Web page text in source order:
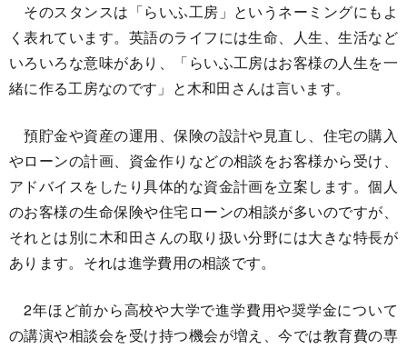
そのスタンスは「らいふ工房」というネーミングにもよ
く表れています。英語のライフには生命、人生、生活など
いろいろな意味があり、「らいふ工房はお客様の人生を一
緒に作る工房なのです」と木和田さんは言います。
預貯金や資産の運用、保険の設計や見直し、住宅の購入
やローンの計画、資金作りなどの相談をお客様から受け、
アドバイスをしたり具体的な資金計画を立案します。個人
のお客様の生命保険や住宅ローンの相談が多いのですが、
それとは別に木和田さんの取り扱い分野には大きな特長が
あります。それは進学費用の相談です。
2年ほど前から高校や大学で進学費用や奨学金について
の講演や相談会を受け持つ機会が増え、今では教育費の専